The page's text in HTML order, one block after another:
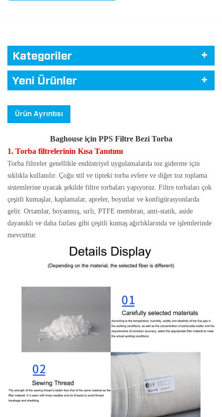
Kategoriler
Yeni Ürünler
Ürün Ayrıntısı
Baghouse için PPS Filtre Bezi Torba
1. Torba filtrelerinin Kısa Tanıtımı
Torba filtreler genellikle endüstriyel uygulamalarda toz giderme için
sıklıkla kullanılır. Çoğu stil ve tipteki torba evlere ve diğer toz toplama
sistemlerine uyacak şekilde filtre torbaları yapıyoruz. Filtre torbaları çok
çeşitli kumaşlar, kaplamalar, apreler, boyutlar ve konfigürasyonlarda
gelir. Ortamlar, boyanmış, sırlı, PTFE membran, anti-statik, aside
dayanıklı ve daha fazlası gibi çeşitli kumaş ağırlıklarında ve işlemlerinde
mevcuttur.